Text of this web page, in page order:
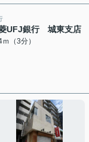
UFJ銀行 城東支店
（3分）